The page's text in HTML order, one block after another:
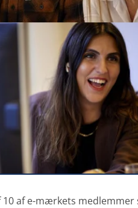
10 af e-mærkets